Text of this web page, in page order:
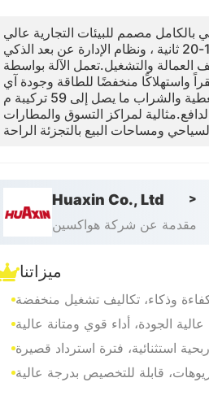
بالكامل مصمم للبيئات التجارية عالي
ة الحركة المرور.مع البصمة المدمجة ، وسرعة الاستغناء 15-20 ثانية ، ونظام الإدارة عن بعد الذكي
العمالة والتشغيل.تعمل الآلة بواسطة
واستهلاكًا منخفضًا للطاقة وجودة آي
س كريم ثابتة.يتيح مزيج أساسي واحد جنباً إلى جنب مع التغطية والشراب ما يصل إلى 59 تركيبة م
لمراكز التسوق والمطارات
Huaxin Co., Ltd >
مقدمة عن شركة هواكسين
ميزاتنا
وذكاء، تكاليف تشغيل منخفضة
الجودة، أداء قوي ومتانة عالية
ربحية استثنائية، فترة استرداد قصيرة
قابلة للتخصيص بدرجة عالية